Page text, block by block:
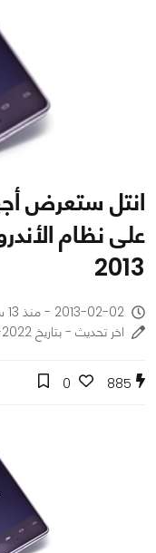
انتل ستعرض
2013
2013-02-02 - منذ 13 سنة
اخر تحديث - بتاريخ 2022-02-08
885
0